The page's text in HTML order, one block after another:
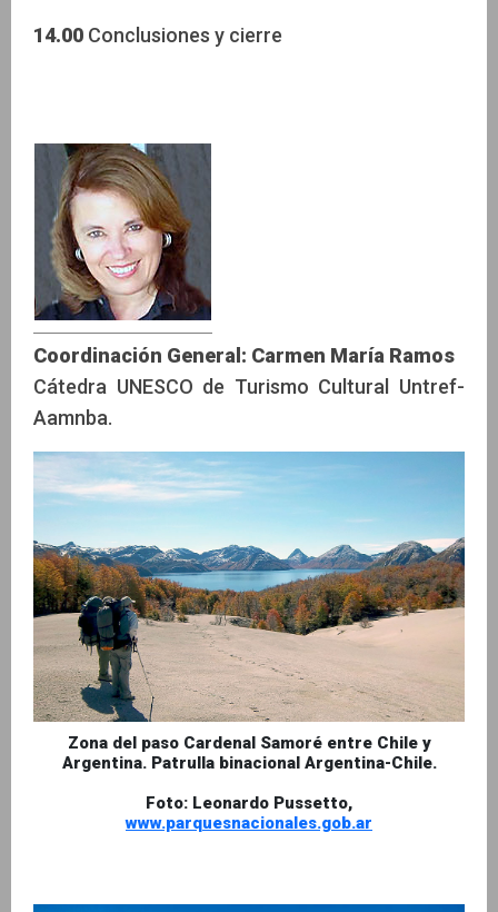
14.00 Conclusiones y cierre
Coordinación General: Carmen María Ramos
Cátedra UNESCO de Turismo Cultural Untref-
Aamnba.
Zona del paso Cardenal Samoré entre Chile y
Argentina. Patrulla binacional Argentina-Chile.
Foto: Leonardo Pussetto,
www.parquesnacionales.gob.ar